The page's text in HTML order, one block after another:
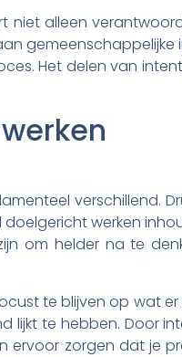
niet alleen
gemeenschappelijke
Het delen van
verschillend.
werken
om helder na te
te blijven op wat
lijkt te hebben. Door
ervoor zorgen dat je